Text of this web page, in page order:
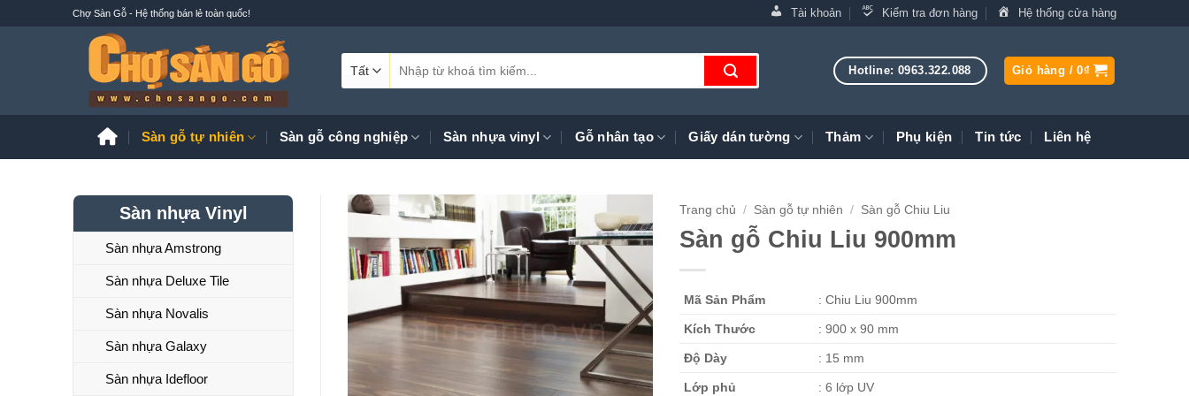
Chợ Sàn Gỗ - Hệ thống bán lẻ toàn quốc! Tài khoản Kiểm tra đơn hàng Hệ thống cửa hàng
kiếm:
Hotline: 0963.322.088 Giỏ hàng /0₫
Sàn gỗ tự nhiên Sàn gỗ công nghiệp Sàn nhựa vinyl Gỗ nhân tạo Giấy dán tường Thảm Phụ kiện Tin tức Liên hệ
Sàn nhựa Vinyl
Sàn nhựa Amstrong
Sàn nhựa Deluxe Tile
Sàn nhựa Novalis
Sàn nhựa Galaxy
Sàn nhựa Idefloor
Trang chủ / Sàn gỗ tự nhiên / Sàn gỗ Chiu Liu
Sàn gỗ Chiu Liu 900mm
Mã Sản Phẩm : Chiu Liu 900mm
Kích Thước : 900 x 90 mm
Độ Dày : 15 mm
Lớp phủ : 6 lớp UV